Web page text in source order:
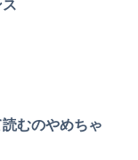
むのやめちゃ